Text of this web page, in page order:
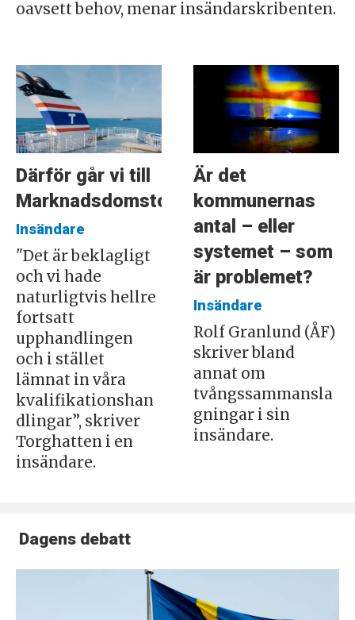
oavsett behov, menar insändarskribenten.
Därför går vi till
Marknadsdomstolen
Insändare
"Det är beklagligt
och vi hade
naturligtvis hellre
fortsatt
upphandlingen
och i stället
lämnat in våra
kvalifikationshan
dlingar”, skriver
Torghatten i en
insändare.
Är det
kommunernas
antal – eller
systemet – som
är problemet?
Insändare
Rolf Granlund (ÅF)
skriver bland
annat om
tvångssammansla
gningar i sin
insändare.
Dagens debatt